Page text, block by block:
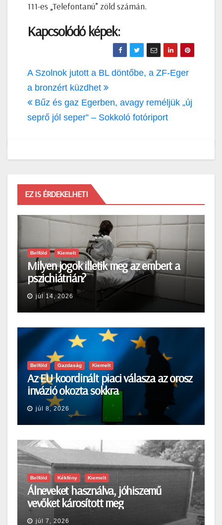
111-es „Telefontanú” zöld számán.
Kapcsolódó képek:
Bejegyzés
navigáció
A Szolnok jutott a BL döntőbe, a ZF-Eger
a bronzért küzdhet
Bűz és gaz Egerben, avagy reméljük „új
seprő jól seper” – Sokkoló fotóriport
EZ IS ÉRDEKELHETI
Belföld Kiemelt
Milyen jogok illetik meg az embert a
pszichiátrián?
júl 14, 2026
Belföld Gazdaság Kiemelt
Az EU koordinált piaci válasza az orosz
invázió okozta sokkra
júl 8, 2026
Belföld Kékfény Kiemelt
Álneveket használva, jóhiszemű
vevőket károsított meg
júl 7, 2026